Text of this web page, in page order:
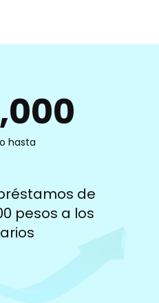
hasta
de
pesos a los